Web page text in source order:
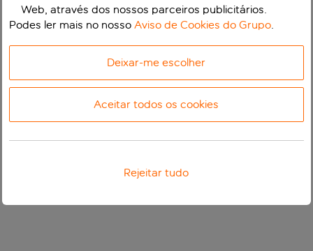
Web, através dos nossos parceiros publicitários.
Podes ler mais no nossoAviso de Cookies do Grupo.
Deixar-me escolher
Aceitar todos os cookies
Rejeitar tudo